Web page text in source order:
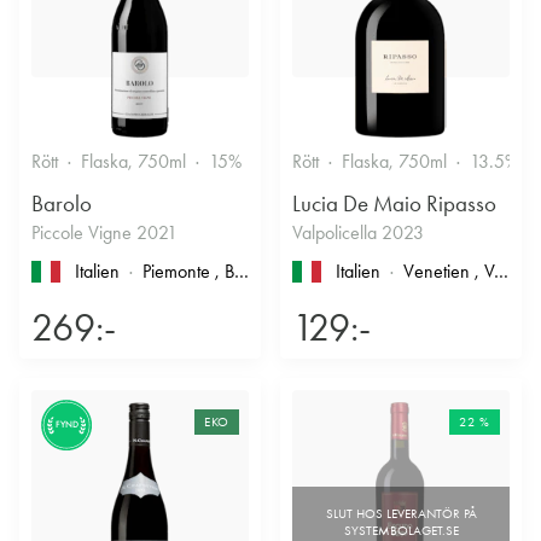
Rött Flaska, 750ml 15% Stramt & Nyanserat
Barolo
Piccole Vigne 2021
Italien
Piemonte , Barolo
269:-
Rött Flaska, 750ml 13.5%
Lucia De Maio Ripasso
Valpolicella 2023
Italien
Venetien , Valpolicella
129:-
FYND EKO 22 %